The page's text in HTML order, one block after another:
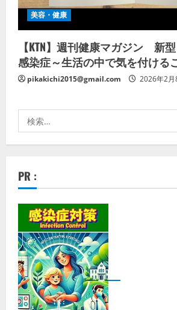
美容・健康
【KTN】週刊健康マガジン 新
感染症～生活の中で気を付ける
pikakichi2015@gmail.com 2026年2月
索:
PR :